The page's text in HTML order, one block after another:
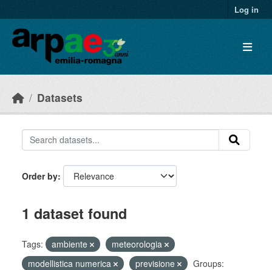
Log in
Datasets
Order by
1 dataset found
Tags: ambiente
meteorologia
modellistica numerica
previsione
Groups: